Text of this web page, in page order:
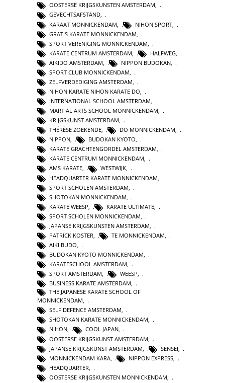
OOSTERSE KRIJGSKUNSTEN AMSTERDAM,
GEVECHTSAFSTAND,
KARAAT MONNICKENDAM
NIHON SPORT
GRATIS KARATE MONNICKENDAM
SPORT VERENIGING MONNICKENDAM
KARATE CENTRUM AMSTERDAM
HALFWEG
AIKIDO AMSTERDAM
NIPPON BUDOKAN
SPORT CLUB MONNICKENDAM
ZELFVERDEDIGING AMSTERDAM
NIHON KARATE NIHON KARATE DO
INTERNATIONAL SCHOOL AMSTERDAM,
MARTIAL ARTS SCHOOL MONNICKENDAM,
KRIJGSKUNST AMSTERDAM,
THÉRÈSE ZOEKENDE, DO MONNICKENDAM,
NIPPON, BUDOKAN KYOTO,
KARATE GRACHTENGORDEL AMSTERDAM,
KARATE CENTRUM MONNICKENDAM,
AMS KARATE, WESTWIJK,
HEADQUARTER KARATE MONNICKENDAM
SPORT SCHOLEN AMSTERDAM
SHOTOKAN MONNICKENDAM
KARATE WEESP
KARATE ULTIMATE
SPORT SCHOLEN MONNICKENDAM
JAPANSE KRIJGSKUNSTEN AMSTERDAM
PATRICK KOSTER
TE MONNICKENDAM
AIKI BUDO
BUDOKAN KYOTO MONNICKENDAM,
KARATESCHOOL AMSTERDAM,
SPORT AMSTERDAM, WEESP,
BUSINESS KARATE AMSTERDAM,
THE JAPANESE KARATE SCHOOL OF
MONNICKENDAM,
SELF DEFENCE AMSTERDAM,
SHOTOKAN KARATE MONNICKENDAM,
NIHON, COOL JAPAN,
OOSTERSE KRIJGSKUNST AMSTERDAM
JAPANSE KRIJGSKUNST AMSTERDAM
SENSEI
MONNICKENDAM KARA
NIPPON EXPRESS
HEADQUARTER
OOSTERSE KRIJGSKUNSTEN MONNICKENDAM